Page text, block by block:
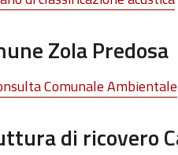
Zola Predosa
Comunale Ambientale
di ricovero